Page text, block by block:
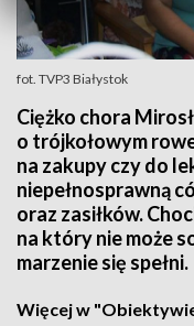
fot. TVP3 Białystok
Ciężko chora
o trójkołowym
na zakupy czy do
niepełnosprawną
oraz zasiłków.
na który nie może
marzenie się spełni.
Więcej w